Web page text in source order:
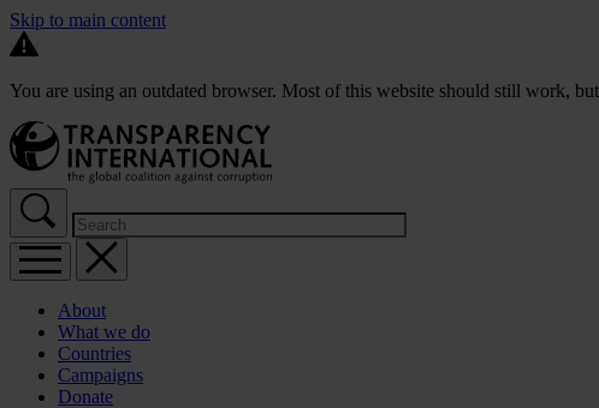
Skip to main content
You are using an outdated browser. Most of this website should still work,
About
What we do
Countries
Campaigns
Donate